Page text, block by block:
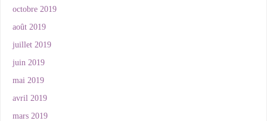
octobre 2019
août 2019
juillet 2019
juin 2019
mai 2019
avril 2019
mars 2019